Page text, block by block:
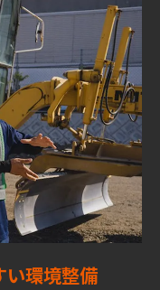
い環境整備